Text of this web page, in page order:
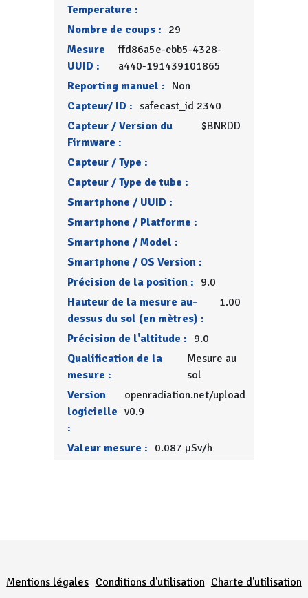
Temperature :
Nombre de coups : 29
Mesure
UUID :
ffd86a5e-cbb5-4328-
a440-191439101865
Reporting manuel : Non
Capteur/ ID : safecast_id 2340
Capteur / Version du
Firmware :
$BNRDD
Capteur / Type :
Capteur / Type de tube :
Smartphone / UUID :
Smartphone / Platforme :
Smartphone / Model :
Smartphone / OS Version :
Précision de la position : 9.0
Hauteur de la mesure au-
dessus du sol (en mètres) :
1.00
Précision de l'altitude : 9.0
Qualification de la
mesure :
Mesure au
sol
Version
logicielle
:
openradiation.net/upload
v0.9
Valeur mesure : 0.087 µSv/h
Mentions légales Conditions d'utilisation Charte d'utilisation